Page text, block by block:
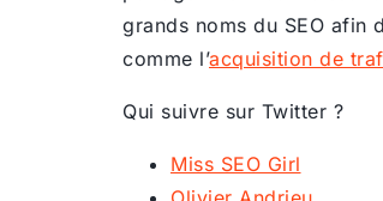
grands noms du SEO afin
comme l’acquisition de
Qui suivre sur Twitter ?
Miss SEO Girl